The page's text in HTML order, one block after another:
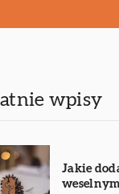
wpisy
Jakie